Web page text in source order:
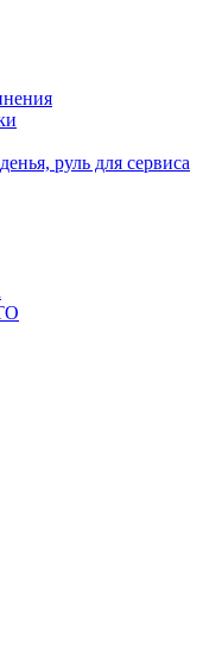
руль для сервиса